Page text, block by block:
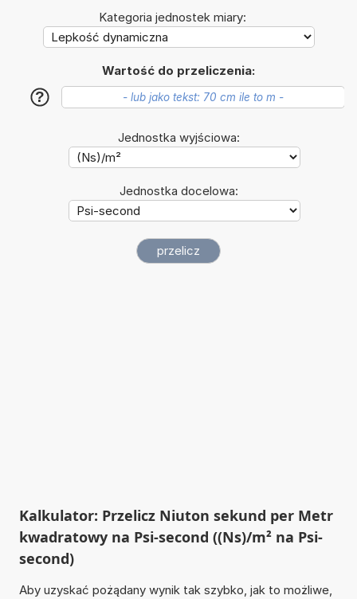
Kategoria jednostek miary:
Wartość do przeliczenia:
?
Jednostka wyjściowa:
Jednostka docelowa:
Kalkulator: Przelicz Niuton sekund per Metr
kwadratowy na Psi-second ((Ns)/m² na Psi-
second)
Aby uzyskać pożądany wynik tak szybko, jak to możliwe,